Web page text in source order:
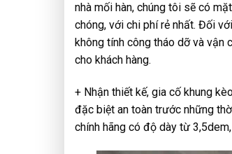
nhà mối hàn, chúng tôi sẽ có
chóng, với chi phí rẻ nhất. Đối
không tính công tháo dỡ và
cho khách hàng.
+ Nhận thiết kế, gia cố khung
đặc biệt an toàn trước những
chính hãng có độ dày từ